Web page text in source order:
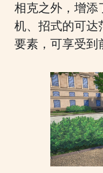
相克之外，增添
机、招式的可达
要素，可享受到